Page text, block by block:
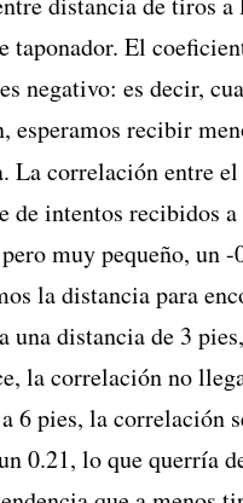
taponador. El
negativo: es decir,
esperamos recibir
La correlación entre el
de intentos recibidos a
muy pequeño, un -
la distancia para
una distancia de 3
la correlación no
6 pies, la correlación
0.21, lo que querría